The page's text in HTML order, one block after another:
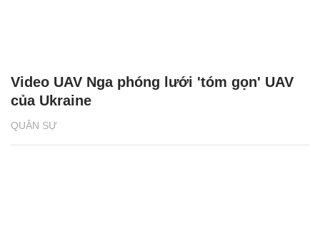
QUÂN SỰ
Video UAV Nga phóng lưới 'tóm gọn' UAV
của Ukraine